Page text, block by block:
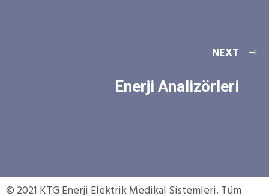
NEXT
Enerji Analizörleri
© 2021 KTG Enerji Elektrik Medikal Sistemleri. Tüm